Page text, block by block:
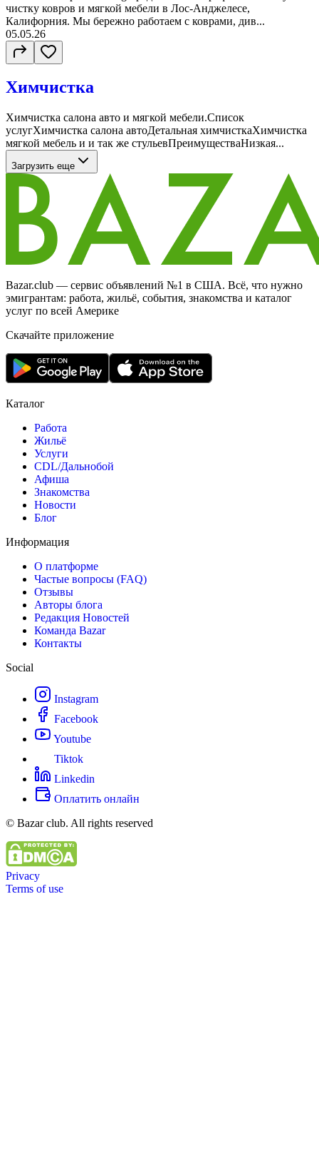
чистку ковров и мягкой мебели в Лос-Анджелесе,
Калифорния. Мы бережно работаем с коврами, див...
05.05.26
Химчистка
Химчистка салона авто и мягкой мебели.Список
услугХимчистка салона автоДетальная химчисткаХимчистка
мягкой мебель и и так же стульевПреимуществаНизкая...
Загрузить еще
Bazar.club — сервис объявлений №1 в США. Всё, что нужно
эмигрантам: работа, жильё, события, знакомства и каталог
услуг по всей Америке
Скачайте приложение
Каталог
Работа
Жильё
Услуги
CDL/Дальнобой
Афиша
Знакомства
Новости
Блог
Информация
О платформе
Частые вопросы (FAQ)
Отзывы
Авторы блога
Редакция Новостей
Команда Bazar
Контакты
Social
Instagram
Facebook
Youtube
Tiktok
Linkedin
Оплатить онлайн
© Bazar club. All rights reserved
Privacy
Terms of use